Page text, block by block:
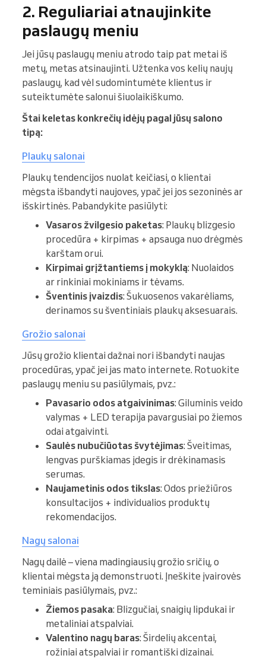
2. Reguliariai atnaujinkite
paslaugų meniu
Jei jūsų paslaugų meniu atrodo taip pat metai iš
metų, metas atsinaujinti. Užtenka vos kelių naujų
paslaugų, kad vėl sudomintumėte klientus ir
suteiktumėte salonui šiuolaikiškumo.
Štai keletas konkrečių idėjų pagal jūsų salono
tipą:
Plaukų salonai
Plaukų tendencijos nuolat keičiasi, o klientai
mėgsta išbandyti naujoves, ypač jei jos sezoninės ar
išskirtinės. Pabandykite pasiūlyti:
Vasaros žvilgesio paketas: Plaukų blizgesio
procedūra + kirpimas + apsauga nuo drėgmės
karštam orui.
Kirpimai grįžtantiems į mokyklą: Nuolaidos
ar rinkiniai mokiniams ir tėvams.
Šventinis įvaizdis: Šukuosenos vakarėliams,
derinamos su šventiniais plaukų aksesuarais.
Grožio salonai
Jūsų grožio klientai dažnai nori išbandyti naujas
procedūras, ypač jei jas mato internete. Rotuokite
paslaugų meniu su pasiūlymais, pvz.:
Pavasario odos atgaivinimas: Giluminis veido
valymas + LED terapija pavargusiai po žiemos
odai atgaivinti.
Saulės nubučiūotas švytėjimas: Šveitimas,
lengvas purškiamas įdegis ir drėkinamasis
serumas.
Naujametinis odos tikslas: Odos priežiūros
konsultacijos + individualios produktų
rekomendacijos.
Nagų salonai
Nagų dailė – viena madingiausių grožio sričių, o
klientai mėgsta ją demonstruoti. Įneškite įvairovės
teminiais pasiūlymais, pvz.:
Žiemos pasaka: Blizgučiai, snaigių lipdukai ir
metaliniai atspalviai.
Valentino nagų baras: Širdelių akcentai,
rožiniai atspalviai ir romantiški dizainai.